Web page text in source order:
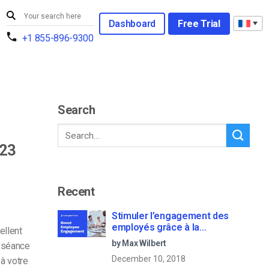
+1 855-896-9300
Dashboard Free Trial
votre
Search
Recent
Stimuler l’engagement des
employés grâce à la
communication d’entreprise en
direct
by Max Wilbert
December 10, 2018